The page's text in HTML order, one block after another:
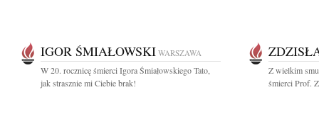
IGOR ŚMIAŁOWSKI WARSZAWA
W 20. rocznicę śmierci Igora Śmiałowskiego Tato,
jak strasznie mi Ciebie brak!
Z wielkim
śmierci Prof.